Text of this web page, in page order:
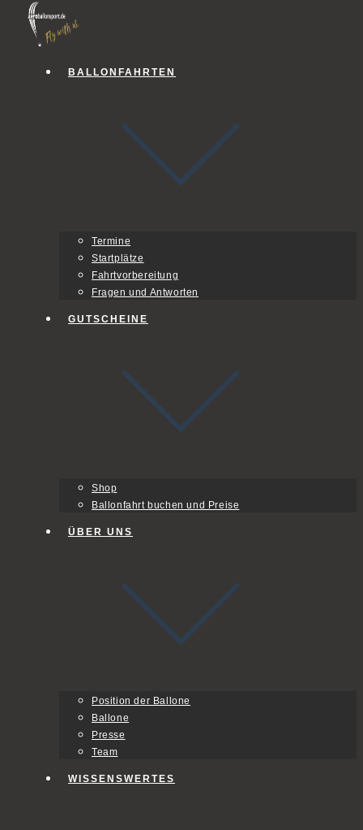
BALLONFAHRTEN
Termine
Startplätze
Fahrtvorbereitung
Fragen und Antworten
GUTSCHEINE
Shop
Ballonfahrt buchen und Preise
ÜBER UNS
Position der Ballone
Ballone
Presse
Team
WISSENSWERTES